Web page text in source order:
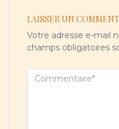
LAISSER UN
Votre adresse e-mail
champs obligatoires